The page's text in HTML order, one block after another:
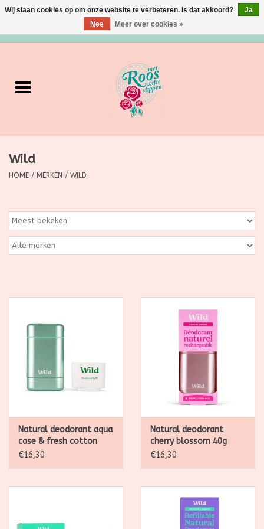
Verzorging
Grimeermateriaal
Huishoudartikelen
Ditjes & Datjes
Kadootjes
Workshops
Wild
HOME / MERKEN / WILD
Natural deodorant aqua
case & fresh cotton
seasalt 40g
€16,30
Natural deodorant
cherry blossom 40g
€16,30
Wij slaan cookies op om onze website te verbeteren. Is dat akkoord?
Ja
Nee
Meer over cookies »